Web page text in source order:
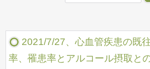
2021/7/27、心血管疾患の既
率、罹患率とアルコール摂取と